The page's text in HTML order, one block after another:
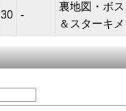
30 -
裏地図・ボ
＆スターキ